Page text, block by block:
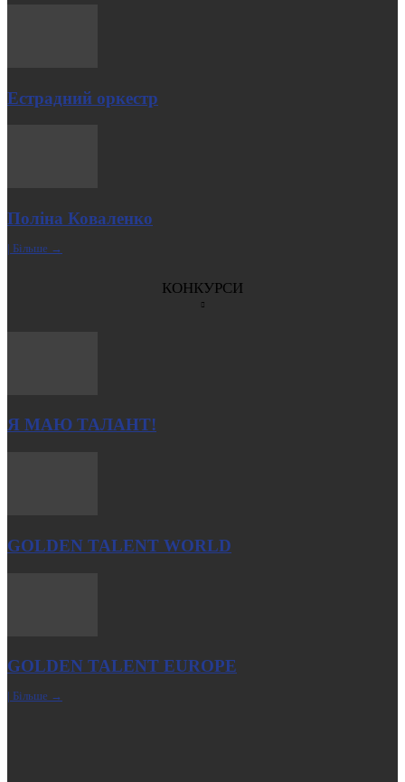
Естрадний оркестр
Поліна Коваленко
| Більше →
КОНКУРСИ
Я МАЮ ТАЛАНТ!
GOLDEN TALENT WORLD
GOLDEN TALENT EUROPE
| Більше →